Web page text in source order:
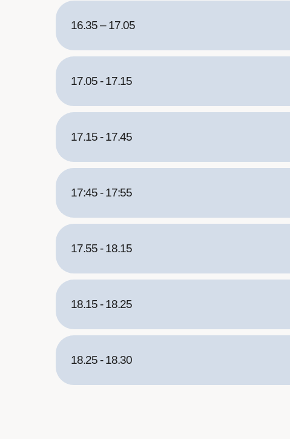
16.35 – 17.05
17.05 - 17.15
17.15 - 17.45
17:45 - 17:55
17.55 - 18.15
18.15 - 18.25
18.25 - 18.30